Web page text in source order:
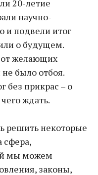
20-летие
научно-
и подвели итог
о будущем.
желающих
было отбоя.
без прикрас – о
ждать.
решить некоторые
сфера,
мы можем
законы,